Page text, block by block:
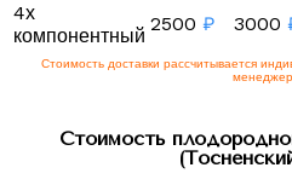
4х
компонентный
2500 ₽ 3000
Стоимость доставки рассчитывается
Стоимость